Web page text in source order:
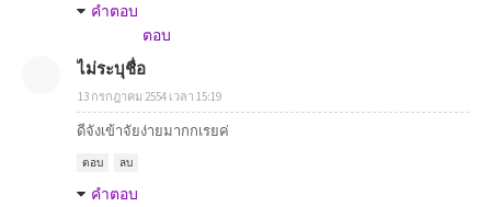
คำตอบ
ตอบ
ไม่ระบุชื่อ
13 กรกฎาคม 2554 เวลา 15:19
ดีจังเข้าจัยง่ายมากกเรยค่
ตอบ ลบ
คำตอบ